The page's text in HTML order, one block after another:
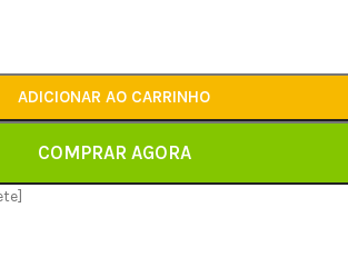
ADICIONAR AO CARRINHO
COMPRAR AGORA